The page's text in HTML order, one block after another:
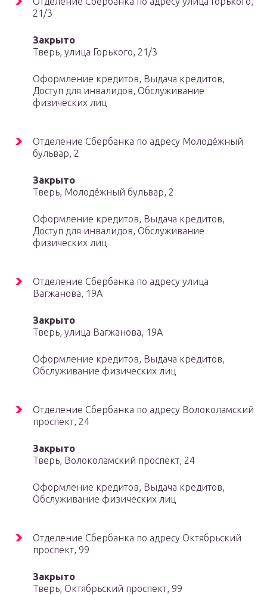
21/3
Закрыто
Тверь, улица Горького, 21/3
Оформление кредитов, Выдача кредитов,
Доступ для инвалидов, Обслуживание
физических лиц
Отделение Сбербанка по адресу Молодёжный
бульвар, 2
Закрыто
Тверь, Молодёжный бульвар, 2
Оформление кредитов, Выдача кредитов,
Доступ для инвалидов, Обслуживание
физических лиц
Отделение Сбербанка по адресу улица
Вагжанова, 19А
Закрыто
Тверь, улица Вагжанова, 19А
Оформление кредитов, Выдача кредитов,
Обслуживание физических лиц
Отделение Сбербанка по адресу Волоколамский
проспект, 24
Закрыто
Тверь, Волоколамский проспект, 24
Оформление кредитов, Выдача кредитов,
Обслуживание физических лиц
Отделение Сбербанка по адресу Октябрьский
проспект, 99
Закрыто
Тверь, Октябрьский проспект, 99